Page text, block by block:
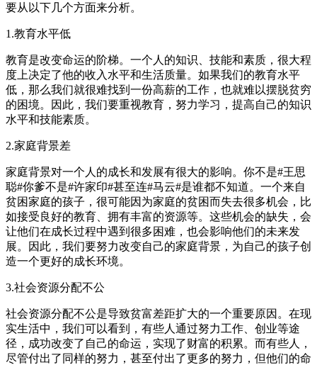
要从以下几个方面来分析。
1.教育水平低
教育是改变命运的阶梯。一个人的知识、技能和素质，很大程
度上决定了他的收入水平和生活质量。如果我们的教育水平
低，那么我们就很难找到一份高薪的工作，也就难以摆脱贫穷
的困境。因此，我们要重视教育，努力学习，提高自己的知识
水平和技能素质。
2.家庭背景差
家庭背景对一个人的成长和发展有很大的影响。你不是#王思
聪#​你爹不是#许家印#​甚至连#马云#​是谁都不知道。一个来自
贫困家庭的孩子，很可能因为家庭的贫困而失去很多机会，比
如接受良好的教育、拥有丰富的资源等。这些机会的缺失，会
让他们在成长过程中遇到很多困难，也会影响他们的未来发
展。因此，我们要努力改变自己的家庭背景，为自己的孩子创
造一个更好的成长环境。
3.社会资源分配不公
社会资源分配不公是导致贫富差距扩大的一个重要原因。在现
实生活中，我们可以看到，有些人通过努力工作、创业等途
径，成功改变了自己的命运，实现了财富的积累。而有些人，
尽管付出了同样的努力，甚至付出了更多的努力，但他们的命